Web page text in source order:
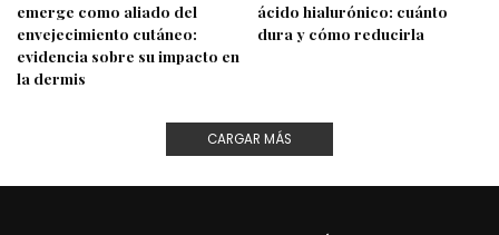
emerge como aliado del
envejecimiento cutáneo:
evidencia sobre su impacto en
la dermis
ácido hialurónico: cuánto
dura y cómo reducirla
CARGAR MÁS